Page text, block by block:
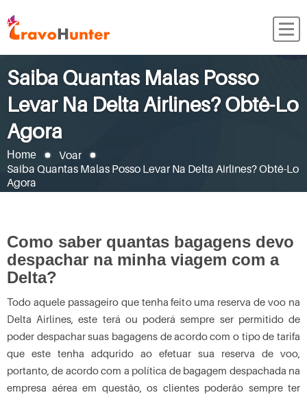
Saiba Quantas Malas Posso
Levar Na Delta Airlines? Obtê-Lo
Agora
Home
Voar
Saiba Quantas Malas Posso Levar Na Delta Airlines? Obtê-Lo
Agora
Como saber quantas bagagens devo
despachar na minha viagem com a
Delta?
Todo aquele passageiro que tenha feito uma reserva de voo na
Delta Airlines, este terá ou poderá sempre ser permitido de
poder despachar suas bagagens de acordo com o tipo de tarifa
que este tenha adqurido ao efetuar sua reserva de voo,
portanto, de acordo com a política de bagagem despachada na
empresa aérea em questão, os clientes poderão sempre ter